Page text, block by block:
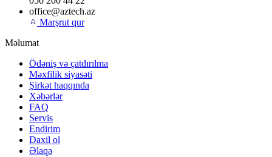
office@aztech.az
Marşrut qur
Məlumat
Ödəniş və çatdırılma
Məxfilik siyasəti
Şirkət haqqında
Xəbərlər
FAQ
Servis
Endirim
Daxil ol
Əlaqə